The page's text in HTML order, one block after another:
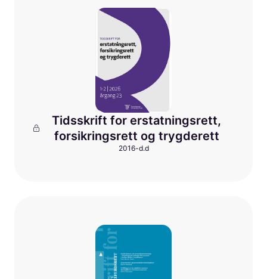
Tidsskrift for erstatningsrett,
forsikringsrett og trygderett
2016-d.d